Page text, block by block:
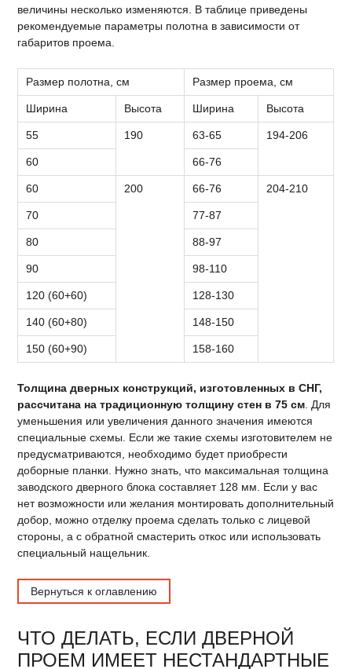
величины несколько изменяются. В таблице приведены
рекомендуемые параметры полотна в зависимости от
габаритов проема.
Размер полотна, см Размер проема, см
Ширина Высота Ширина Высота
55 190 63-65 194-206
60 66-76
60 200 66-76 204-210
70 77-87
80 88-97
90 98-110
120 (60+60) 128-130
140 (60+80) 148-150
150 (60+90) 158-160
Толщина дверных конструкций, изготовленных в СНГ,
рассчитана на традиционную толщину стен в 75 см . Для
уменьшения или увеличения данного значения имеются
специальные схемы. Если же такие схемы изготовителем не
предусматриваются, необходимо будет приобрести
доборные планки. Нужно знать, что максимальная толщина
заводского дверного блока составляет 128 мм. Если у вас
нет возможности или желания монтировать дополнительный
добор, можно отделку проема сделать только с лицевой
стороны, а с обратной смастерить откос или использовать
специальный нащельник.
Вернуться к оглавлению
ЧТО ДЕЛАТЬ, ЕСЛИ ДВЕРНОЙ
ПРОЕМ ИМЕЕТ НЕСТАНДАРТНЫЕ